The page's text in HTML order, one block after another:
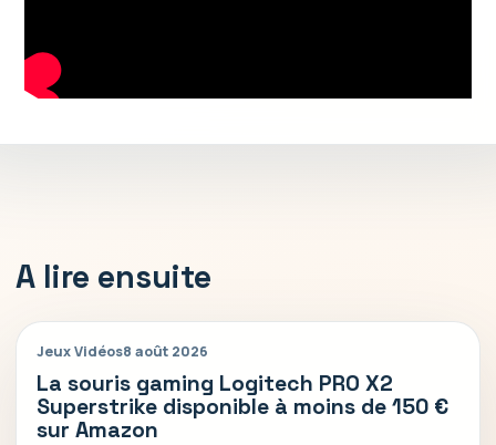
A lire ensuite
Jeux Vidéos8 août 2026
La souris gaming Logitech PRO X2
Superstrike disponible à moins de 150 €
sur Amazon